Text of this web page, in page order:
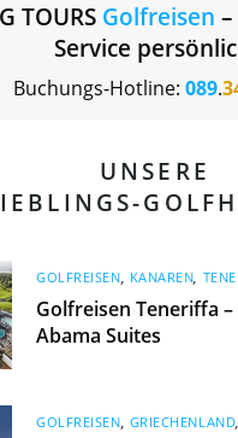
TOURS Golfreisen
Service
Buchungs-Hotline: 089.
UNSERE
GOLFREISEN KANAREN
Golfreisen Teneriffa
Abama Suites
GOLFREISEN GRIECHENLAND